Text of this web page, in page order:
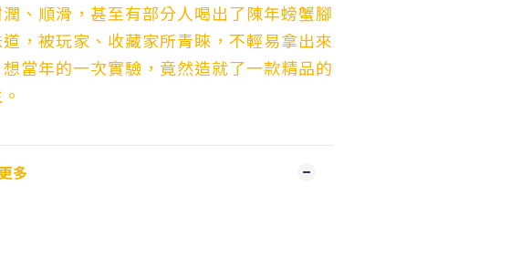
、順滑，甚至有部分人喝出了陳年螃蟹腳
，被玩家、收藏家所青睞，不輕易拿出來
當年的一次實驗，竟然造就了一款精品的
多